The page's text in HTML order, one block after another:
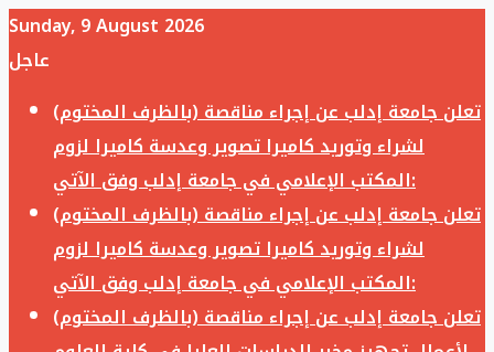
Sunday, 9 August 2026
عاجل
تعلن جامعة إدلب عن إجراء مناقصة (بالظرف المختوم)
لشراء وتوريد كاميرا تصوير وعدسة كاميرا لزوم
المكتب الإعلامي في جامعة إدلب وفق الآتي:
تعلن جامعة إدلب عن إجراء مناقصة (بالظرف المختوم)
لشراء وتوريد كاميرا تصوير وعدسة كاميرا لزوم
المكتب الإعلامي في جامعة إدلب وفق الآتي:
تعلن جامعة إدلب عن إجراء مناقصة (بالظرف المختوم)